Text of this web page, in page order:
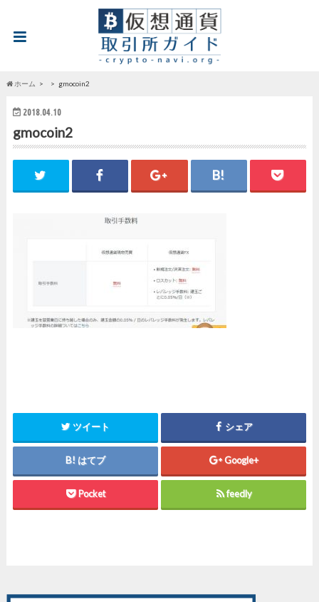
ホーム gmocoin2
2018.04.10
gmocoin2
ツイート シェア
はてブ Google+
Pocket feedly